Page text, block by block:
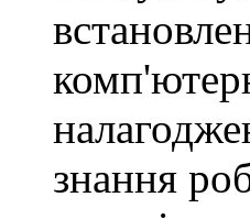
знання